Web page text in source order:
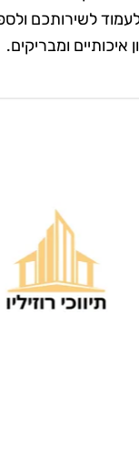
לשירותכם
איכותיים ומבריקים.